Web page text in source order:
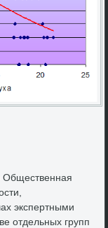
Общественная
экспертными
отдельных групп